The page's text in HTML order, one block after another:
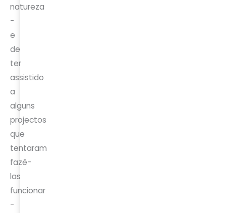
natureza
-
e
de
ter
assistido
a
alguns
projectos
que
tentaram
fazê-
las
funcionar
-